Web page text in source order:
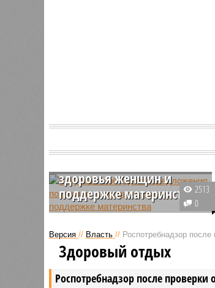
В Чувашии обсудили
здоровья женщин и
поддержке материнства
В Чувашии состоялась рабочая
труда и социальной защиты
республики Алёны Елизаровой,
руководителей ведущих
перинатальных центров, а также
2513
0
Версия // Власть // Роспотребнадзор после
Роспотребнадзор после проверки
Здоровый отдых